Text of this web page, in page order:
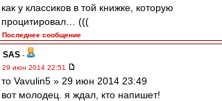
как у классиков в той книжке, которую
процитировал… (((
Последнее сообщение
SAS -
29 июн 2014 22:51
то Vavulin5 » 29 июн 2014 23:49
вот молодец. я ждал, кто напишет!